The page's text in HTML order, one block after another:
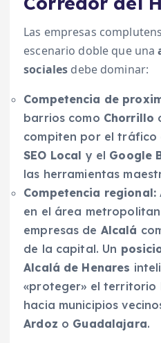
Las empresas
escenario doble que una
sociales debe dominar:
Competencia de
barrios como Chorrillo
compiten por el tráfico
SEO Local y el Google
las herramientas
Competencia regional:
en el área
empresas de Alcalá
de la capital. Un
Alcalá de Henares
«proteger» el territorio
hacia municipios
Ardoz o Guadalajara.